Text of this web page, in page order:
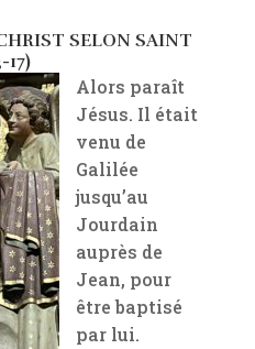
SELON SAINT
Alors paraît
Jésus. Il était
venu de
Galilée
jusqu’au
Jourdain
auprès de
Jean, pour
être baptisé
par lui.